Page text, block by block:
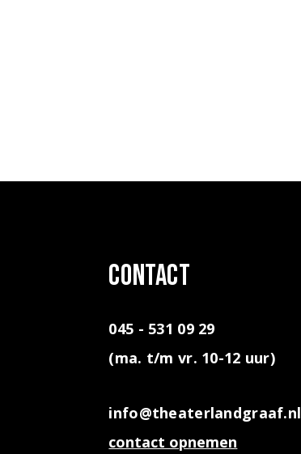
contact
045 - 531 09 29
(ma. t/m vr. 10-12 uur)
info@theaterlandgraaf.nl
contact opnemen